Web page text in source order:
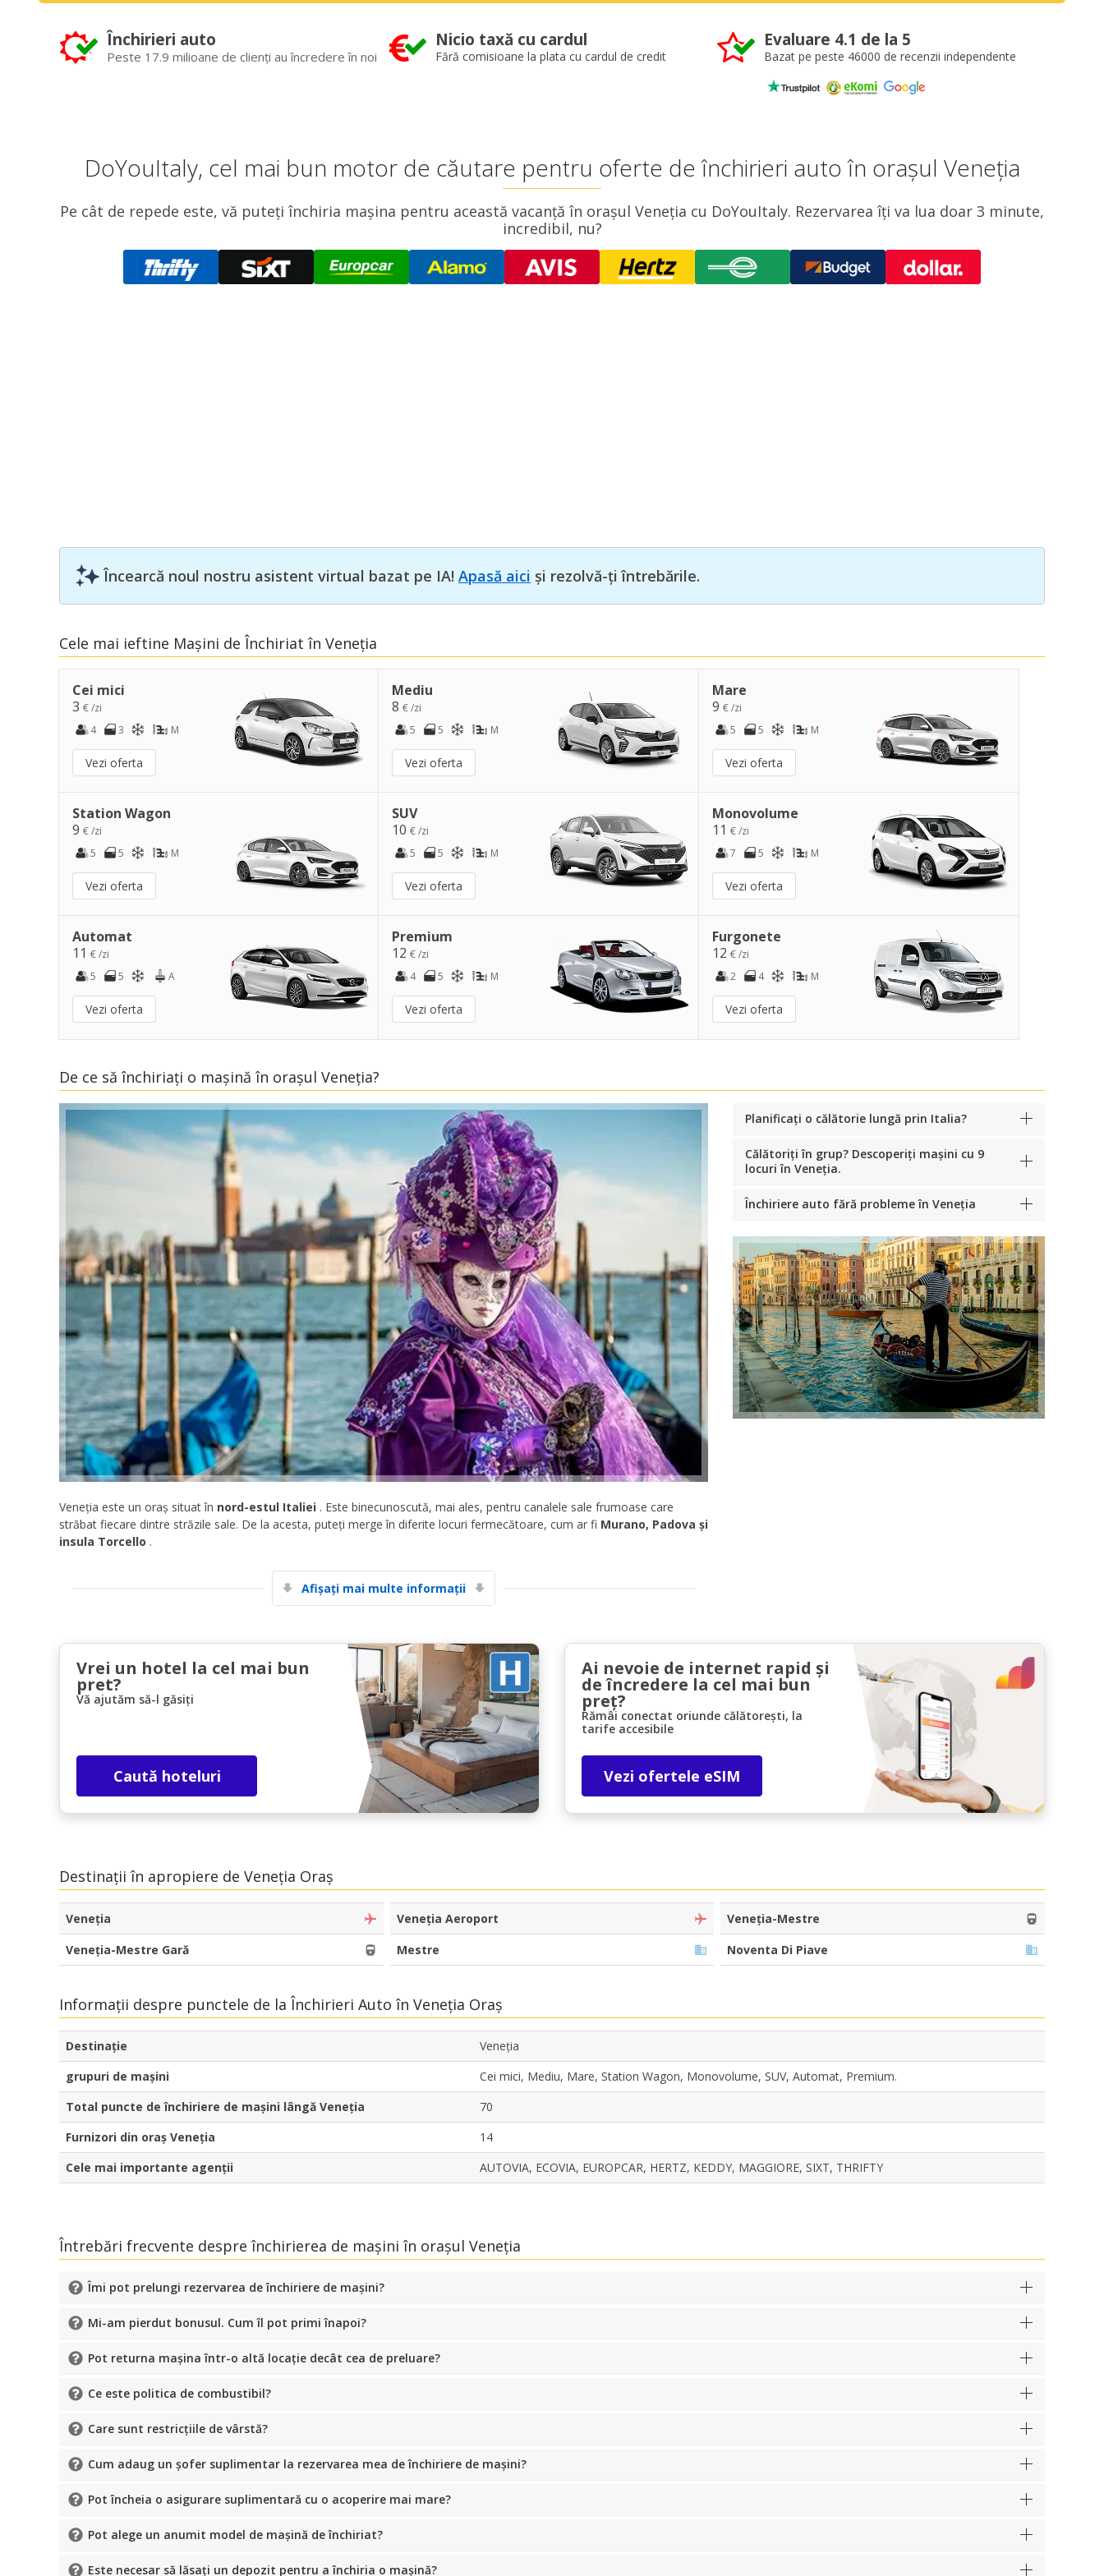
noștri
Autentificare cu eLink
Închirieri auto
Peste 17.9 milioane de clienți au încredere în noi
Nicio taxă cu cardul
Fără comisioane la plata cu cardul de credit
Evaluare 4.1 de la 5
Bazat pe peste 46000 de recenzii independente
DoYouItaly, cel mai bun motor de căutare pentru oferte de închirieri auto în orașul Veneția
Pe cât de repede este, vă puteți închiria mașina pentru această vacanță în orașul Veneția cu DoYouItaly. Rezervarea îți va lua doar 3 minute,
incredibil, nu?
Încearcă noul nostru asistent virtual bazat pe IA! Apasă aici și rezolvă-ți întrebările.
Cele mai ieftine Mașini de Închiriat în Veneția
Cei mici
3 € /zi
4
3 M
Vezi oferta
Mediu
8€ /zi
5
5 M
Vezi oferta
Mare
9 € /zi
5
5 M
Vezi oferta
Station Wagon
9 € /zi
5
5 M
Vezi oferta
SUV
10€ /zi
5
5 M
Vezi oferta
Monovolume
11 € /zi
7
5 M
Vezi oferta
Automat
11 € /zi
5
5 A
Vezi oferta
Premium
12€ /zi
4
5 M
Vezi oferta
Furgonete
12 € /zi
2
4 M
Vezi oferta
De ce să închiriați o mașină în orașul Veneția?
Veneția este un oraș situat în nord-estul Italiei . Este binecunoscută, mai ales, pentru canalele sale frumoase care
străbat fiecare dintre străzile sale. De la acesta, puteți merge în diferite locuri fermecătoare, cum ar fi Murano, Padova și
insula Torcello .
Afișați mai multe informații
Planificați o călătorie lungă prin Italia?
Călătoriți în grup? Descoperiți mașini cu 9
locuri în Veneția.
Închiriere auto fără probleme în Veneția
Vrei un hotel la cel mai bun
pret?
Vă ajutăm să-l găsiți
Caută hoteluri
Ai nevoie de internet rapid și
de încredere la cel mai bun
preț?
Rămâi conectat oriunde călătorești, la
tarife accesibile
Vezi ofertele eSIM
Destinații în apropiere de Veneția Oraș
Veneția Veneția Aeroport
Veneția-Mestre
Veneția-Mestre Gară
Mestre Noventa Di Piave
Informații despre punctele de la Închirieri Auto în Veneția Oraș
Destinaţie
Veneția
grupuri de mașini
Cei mici, Mediu, Mare, Station Wagon, Monovolume, SUV, Automat, Premium.
Total puncte de închiriere de mașini lângă Veneția
70
Furnizori din oraș Veneția
14
Cele mai importante agenții
AUTOVIA, ECOVIA, EUROPCAR, HERTZ, KEDDY, MAGGIORE, SIXT, THRIFTY
Întrebări frecvente despre închirierea de mașini în orașul Veneția
Îmi pot prelungi rezervarea de închiriere de mașini?
Mi-am pierdut bonusul. Cum îl pot primi înapoi?
Pot returna mașina într-o altă locație decât cea de preluare?
Ce este politica de combustibil?
Care sunt restricțiile de vârstă?
Cum adaug un șofer suplimentar la rezervarea mea de închiriere de mașini?
Pot încheia o asigurare suplimentară cu o acoperire mai mare?
Pot alege un anumit model de mașină de închiriat?
Este necesar să lăsați un depozit pentru a închiria o mașină?